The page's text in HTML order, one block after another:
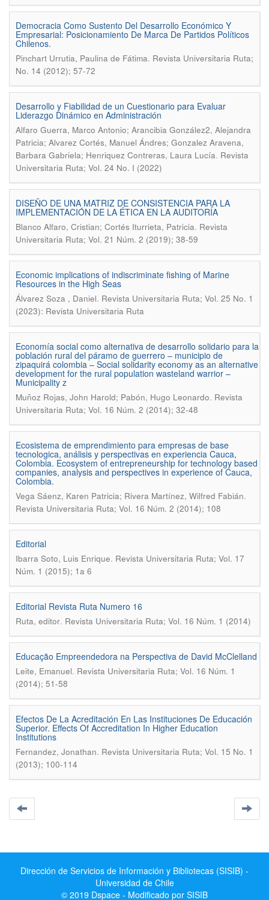
Democracia Como Sustento Del Desarrollo Económico Y
Empresarial: Posicionamiento De Marca De Partidos Políticos
Chilenos.
Pinchart Urrutia, Paulina de Fátima. Revista Universitaria Ruta;
No. 14 (2012); 57-72
Desarrollo y Fiabilidad de un Cuestionario para Evaluar
Liderazgo Dinámico en Administración
Alfaro Guerra, Marco Antonio; Arancibia González2, Alejandra
Patricia; Alvarez Cortés, Manuel Ándres; Gonzalez Aravena,
Barbara Gabriela; Henriquez Contreras, Laura Lucía. Revista
Universitaria Ruta; Vol. 24 No. I (2022)
DISEÑO DE UNA MATRIZ DE CONSISTENCIA PARA LA
IMPLEMENTACIÓN DE LA ÉTICA EN LA AUDITORÍA
Blanco Alfaro, Cristian; Cortés Iturrieta, Patricia. Revista
Universitaria Ruta; Vol. 21 Núm. 2 (2019); 38-59
Economic implications of indiscriminate fishing of Marine
Resources in the High Seas
Álvarez Soza , Daniel. Revista Universitaria Ruta; Vol. 25 No. 1
(2023): Revista Universitaria Ruta
Economía social como alternativa de desarrollo solidario para la
población rural del páramo de guerrero – municipio de
zipaquirá colombia – Social solidarity economy as an alternative
development for the rural population wasteland warrior –
Municipality z
Muñoz Rojas, John Harold; Pabón, Hugo Leonardo. Revista
Universitaria Ruta; Vol. 16 Núm. 2 (2014); 32-48
Ecosistema de emprendimiento para empresas de base
tecnologica, análisis y perspectivas en experiencia Cauca,
Colombia. Ecosystem of entrepreneurship for technology based
companies, analysis and perspectives in experience of Cauca,
Colombia.
Vega Sáenz, Karen Patricia; Rivera Martínez, Wilfred Fabián.
Revista Universitaria Ruta; Vol. 16 Núm. 2 (2014); 108
Editorial
Ibarra Soto, Luis Enrique. Revista Universitaria Ruta; Vol. 17
Núm. 1 (2015); 1a 6
Editorial Revista Ruta Numero 16
Ruta, editor. Revista Universitaria Ruta; Vol. 16 Núm. 1 (2014)
Educação Empreendedora na Perspectiva de David McClelland
Leite, Emanuel. Revista Universitaria Ruta; Vol. 16 Núm. 1
(2014); 51-58
Efectos De La Acreditación En Las Instituciones De Educación
Superior. Effects Of Accreditation In Higher Education
Institutions
Fernandez, Jonathan. Revista Universitaria Ruta; Vol. 15 No. 1
(2013); 100-114
Dirección de Servicios de Información y Bibliotecas (SISIB) -
Universidad de Chile
© 2019 Dspace - Modificado por SISIB